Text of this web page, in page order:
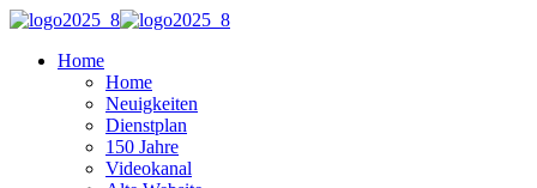
Home
Home
Neuigkeiten
Dienstplan
150 Jahre
Videokanal